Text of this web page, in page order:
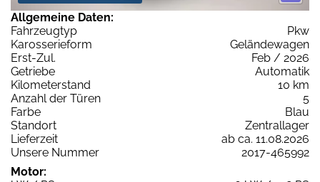
Allgemeine Daten:
Fahrzeugtyp
Pkw
Karosserieform
Geländewagen
Erst-Zul.
Feb / 2026
Getriebe
Automatik
Kilometerstand
10 km
Anzahl der Türen
5
Farbe
Blau
Standort
Zentrallager
Lieferzeit
ab ca. 11.08.2026
Unsere Nummer
2017-465992
Motor: